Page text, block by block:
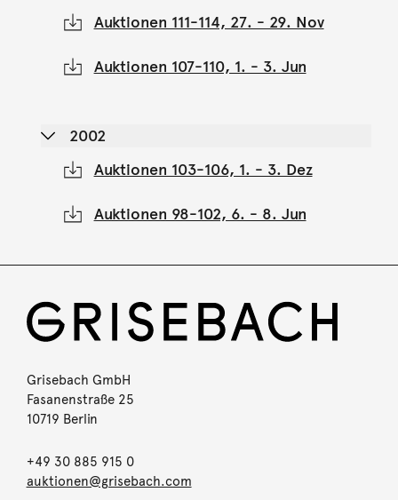
Auktionen 111-114, 27. - 29. Nov
Auktionen 107-110, 1. - 3. Jun
2002
Auktionen 103-106, 1. - 3. Dez
Auktionen 98-102, 6. - 8. Jun
Grisebach GmbH
Fasanenstraße 25
10719 Berlin
+49 30 885 915 0
auktionen@grisebach.com